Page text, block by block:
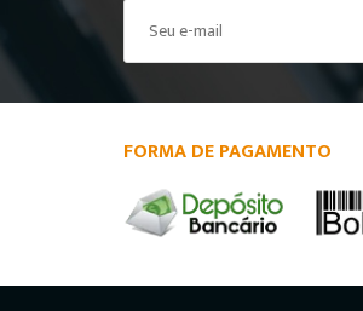
FORMA DE PAGAMENTO